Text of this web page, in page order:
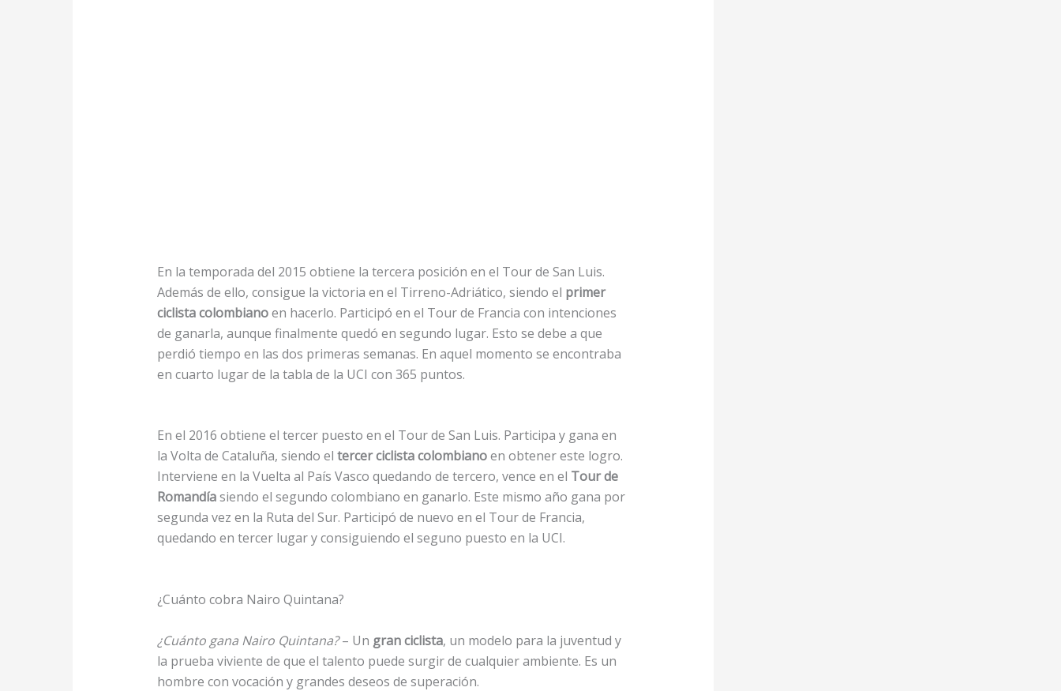
En la temporada del 2015 obtiene la tercera posición en el Tour de San Luis.
Además de ello, consigue la victoria en el Tirreno-Adriático, siendo el primer
ciclista colombianoen hacerlo. Participó en el Tour de Francia con intenciones
de ganarla, aunque finalmente quedó en segundo lugar. Esto se debe a que
perdió tiempo en las dos primeras semanas. En aquel momento se encontraba
en cuarto lugar de la tabla de la UCI con 365 puntos.
En el 2016 obtiene el tercer puesto en el Tour de San Luis. Participa y gana en
la Volta de Cataluña, siendo el tercer ciclista colombianoen obtener este logro.
Interviene en la Vuelta al País Vasco quedando de tercero, vence en el Tour de
Romandíasiendo el segundo colombiano en ganarlo. Este mismo año gana por
segunda vez en la Ruta del Sur. Participó de nuevo en el Tour de Francia,
quedando en tercer lugar y consiguiendo el seguno puesto en la UCI.
¿Cuánto cobra Nairo Quintana?
¿Cuánto gana Nairo Quintana?– Un gran ciclista, un modelo para la juventud y
la prueba viviente de que el talento puede surgir de cualquier ambiente. Es un
hombre con vocación y grandes deseos de superación.